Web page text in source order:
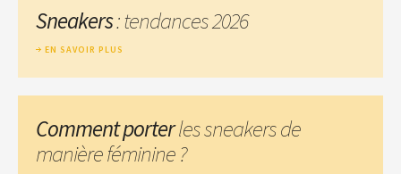
Sneakers: tendances 2026
EN SAVOIR PLUS
Comment porterles sneakers de
manière féminine ?